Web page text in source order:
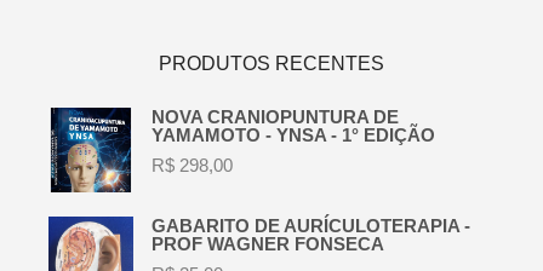
PRODUTOS RECENTES
NOVA CRANIOPUNTURA DE
YAMAMOTO - YNSA - 1° EDIÇÃO
R$ 298,00
GABARITO DE AURÍCULOTERAPIA -
PROF WAGNER FONSECA